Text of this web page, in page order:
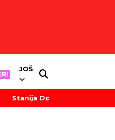
JOŠ
Stanija Dobrojević